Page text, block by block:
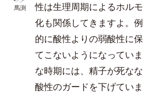
馬渕
性は生理周期によるホル
化も関係してきますよ。
的に酸性よりの弱酸性に
てこないようになってい
な時期には、精子が死な
酸性のガードを下げていま